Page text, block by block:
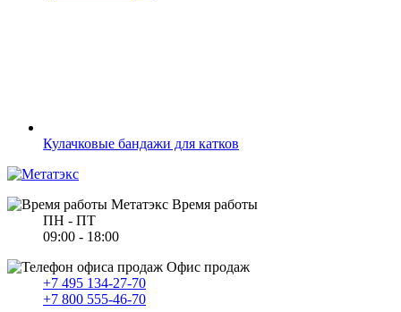
Кулачковые бандажи для катков
Время работы
ПН - ПТ
09:00 - 18:00
Офис продаж
+7 495 134-27-70
+7 800 555-46-70